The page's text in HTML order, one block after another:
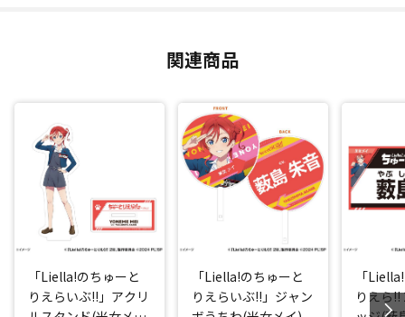
関連商品
「Liella!のちゅーと
りえらいぶ!!」アクリ
「Liella!のちゅーと
りえらいぶ!!」ジャン
「
りえら